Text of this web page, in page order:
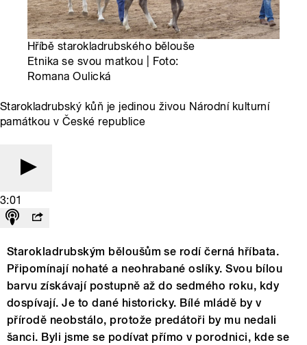
Hříbě starokladrubského bělouše
Etnika se svou matkou | Foto:
Romana Oulická
Starokladrubský kůň je jedinou živou Národní kulturní
památkou v České republice
3:01
Starokladrubským běloušům se rodí černá hříbata.
Připomínají nohaté a neohrabané oslíky. Svou bílou
barvu získávají postupně až do sedmého roku, kdy
dospívají. Je to dané historicky. Bílé mládě by v
přírodě neobstálo, protože predátoři by mu nedali
šanci. Byli jsme se podívat přímo v porodnici, kde se